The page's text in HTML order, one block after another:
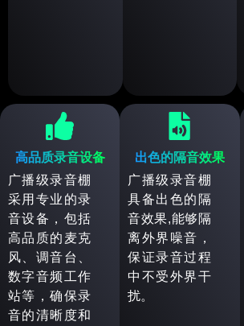
高品质录音设备
广播级录音棚
采用专业的录
音设备，包括
高品质的麦克
风、调音台、
数字音频工作
站等，确保录
音的清晰度和
出色的隔音效果
广播级录音棚
具备出色的隔
音效果,能够隔
离外界噪音，
保证录音过程
中不受外界干
扰。